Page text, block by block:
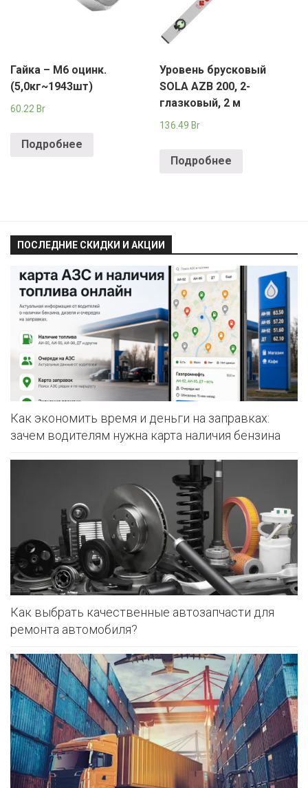
Гайка – М6 оцинк.
(5,0кг~1943шт)
60.22 Br
Подробнее
Уровень брусковый
SOLA AZB 200, 2-
глазковый, 2 м
136.49 Br
Подробнее
ПОСЛЕДНИЕ СКИДКИ И АКЦИИ
Как экономить время и деньги на заправках:
зачем водителям нужна карта наличия бензина
Как выбрать качественные автозапчасти для
ремонта автомобиля?